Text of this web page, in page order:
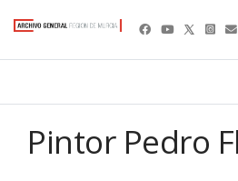
Pintor Pedro